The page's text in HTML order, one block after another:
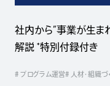
社内から”事業が生ま
解説 *特別付録付き
# プログラム運営# 人材・組織づ